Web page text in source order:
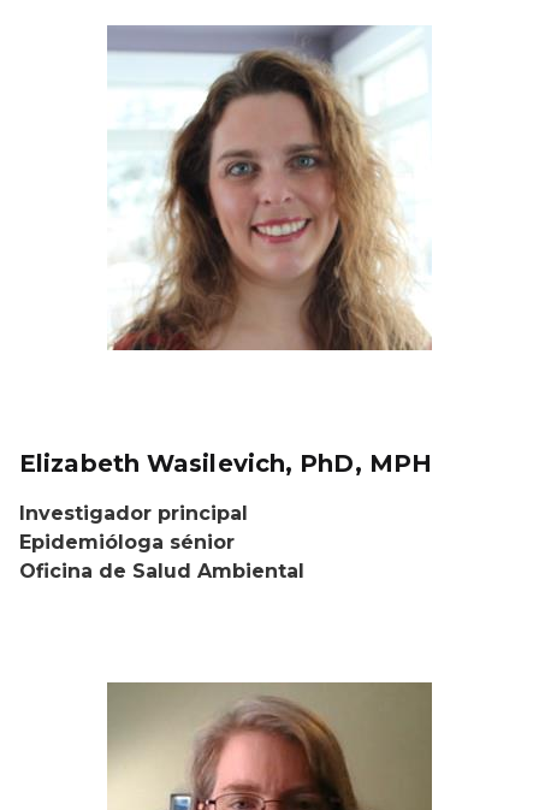
Elizabeth Wasilevich, PhD, MPH
Investigador principal
Epidemióloga sénior
Oficina de Salud Ambiental